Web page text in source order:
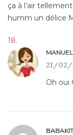
ça à l’air
humm un délice
21/02/
Oh oui